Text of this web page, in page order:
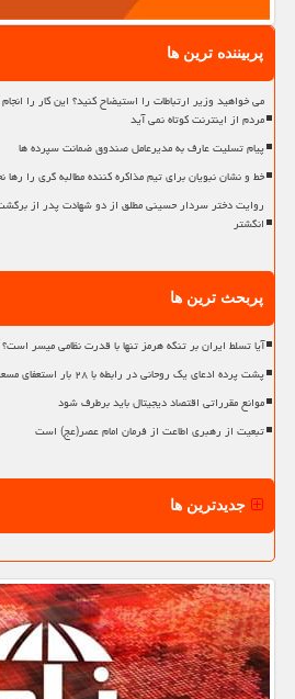
پربیننده ترین ها
می خواهید وزیر ارتباطات را استیضاح کنید؟ این کار را
مردم از اینترنت کوتاه نمی آید
پیام تسلیت عارف به مدیرعامل صندوق ضمانت سپرده ها
خط و نشان نبویان برای تیم مذاکره کننده مطالبه گری را رها
روایت دختر سردار حسینی مطلق از دو شهادت پدر از
انگشتر
پربحث ترین ها
آیا تسلط ایران بر تنگه هرمز تنها با قدرت نظامی میسر است؟
پشت پرده ادعای یک روحانی در رابطه با ۲۸ بار استعفای مسعود پزشکیان
موانع مقرراتی اقتصاد دیجیتال باید برطرف شود
تبعیت از رهبری اطاعت از فرمان امام عصر(عج) است
جدیدترین ها